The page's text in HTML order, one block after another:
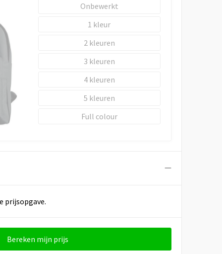
Onbewerkt
1
2
3
4
5
Full colour
prijsopgave.
Bereken mijn prijs